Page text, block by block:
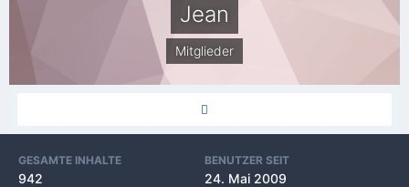
Jean
Mitglieder
GESAMTE INHALTE
942
BENUTZER SEIT
24. Mai 2009